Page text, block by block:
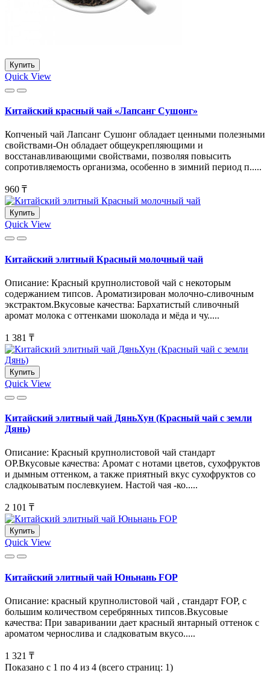
Купить
Quick View
Китайский красный чай «Лапсанг Сушонг»
Копченый чай Лапсанг Сушонг обладает ценными полезными
свойствами-Он обладает общеукрепляющими и
восстанавливающими свойствами, позволяя повысить
сопротивляемость организма, особенно в зимний период п.....
960 ₸
Купить
Quick View
Китайский элитный Красный молочный чай
Описание: Красный крупнолистовой чай с некоторым
содержанием типсов. Ароматизирован молочно-сливочным
экстрактом.Вкусовые качества: Бархатистый сливочный
аромат молока с оттенками шоколада и мёда и чу.....
1 381 ₸
Купить
Quick View
Китайский элитный чай ДяньХун (Красный чай с земли
Дянь)
Описание: Красный крупнолистовой чай стандарт
ОР.Вкусовые качества: Аромат с нотами цветов, сухофруктов
и дымным оттенком, а также приятный вкус сухофруктов со
сладкоыватым послевкуием. Настой чая -ко.....
2 101 ₸
Купить
Quick View
Китайский элитный чай Юньнань FOP
Описание: красный крупнолистовой чай , стандарт FOP, с
большим количеством серебрянных типсов.Вкусовые
качества: При заваривании дает красный янтарный оттенок с
ароматом чернослива и сладковатым вкусо.....
1 321 ₸
Показано с 1 по 4 из 4 (всего страниц: 1)